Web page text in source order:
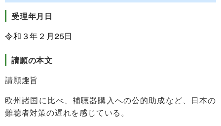
受理年月日
令和３年２月25日
請願の本文
請願趣旨
欧州諸国に比べ、補聴器購入への公的助成など、日本の
難聴者対策の遅れを感じている。